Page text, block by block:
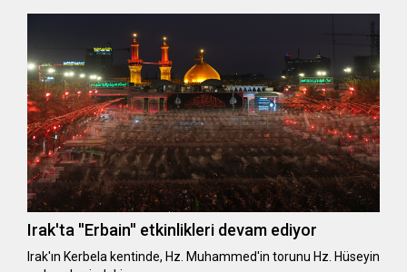
Irak'ta ''Erbain'' etkinlikleri devam ediyor
Irak'ın Kerbela kentinde, Hz. Muhammed'in torunu Hz. Hüseyin